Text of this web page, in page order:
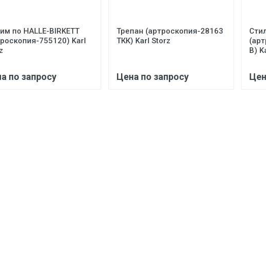
по HALLE-BIRKETT
755120) Karl
по запросу
Трепан (артроскопия-28163
ТКК) Karl Storz
Цена по запросу
В)